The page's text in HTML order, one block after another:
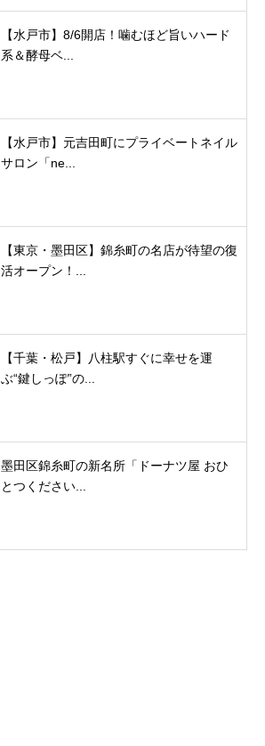
【水戸市】8/6開店！噛むほど旨いハード
系＆酵母ベ...
【水戸市】元吉田町にプライベートネイル
サロン「ne...
【東京・墨田区】錦糸町の名店が待望の復
活オープン！...
【千葉・松戸】八柱駅すぐに幸せを運
ぶ“鍵しっぽ”の...
墨田区錦糸町の新名所「ドーナツ屋 おひ
とつください...